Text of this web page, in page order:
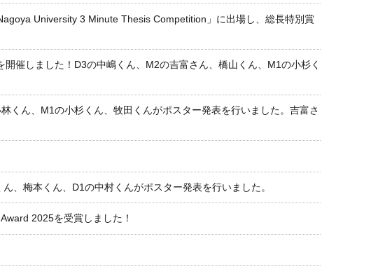
University 3 Minute Thesis Competition」に出場し、総長特別賞
催しました！D3の中嶋くん、M2の吉富さん、橋山くん、M1の小杉く
くん、M1の小杉くん、牧田くんがポスター発表を行いました。吉富さ
梅本くん、D1の中村くんがポスター発表を行いました。
2025を受賞しました！